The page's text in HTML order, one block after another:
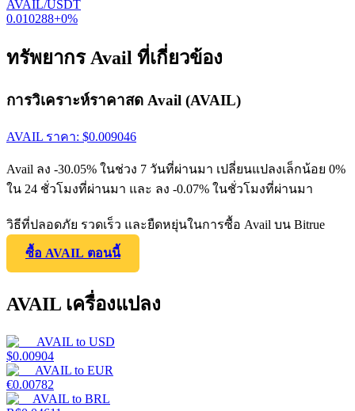
AVAIL/USDT
0.010288+0%
ทรัพยากร Avail ที่เกี่ยวข้อง
การวิเคราะห์ราคาสด Avail (AVAIL)
AVAIL ราคา: $0.009046
Avail ลง -30.05% ในช่วง 7 วันที่ผ่านมา เปลี่ยนแปลงเล็กน้อย 0%
ใน 24 ชั่วโมงที่ผ่านมา และ ลง -0.07% ในชั่วโมงที่ผ่านมา
วิธีที่ปลอดภัย รวดเร็ว และยืดหยุ่นในการซื้อ Avail บน Bitrue
ซื้อ AVAIL ตอนนี้
AVAIL เครื่องแปลง
AVAIL to USD
$0.00904
AVAIL to EUR
€0.00782
AVAIL to BRL